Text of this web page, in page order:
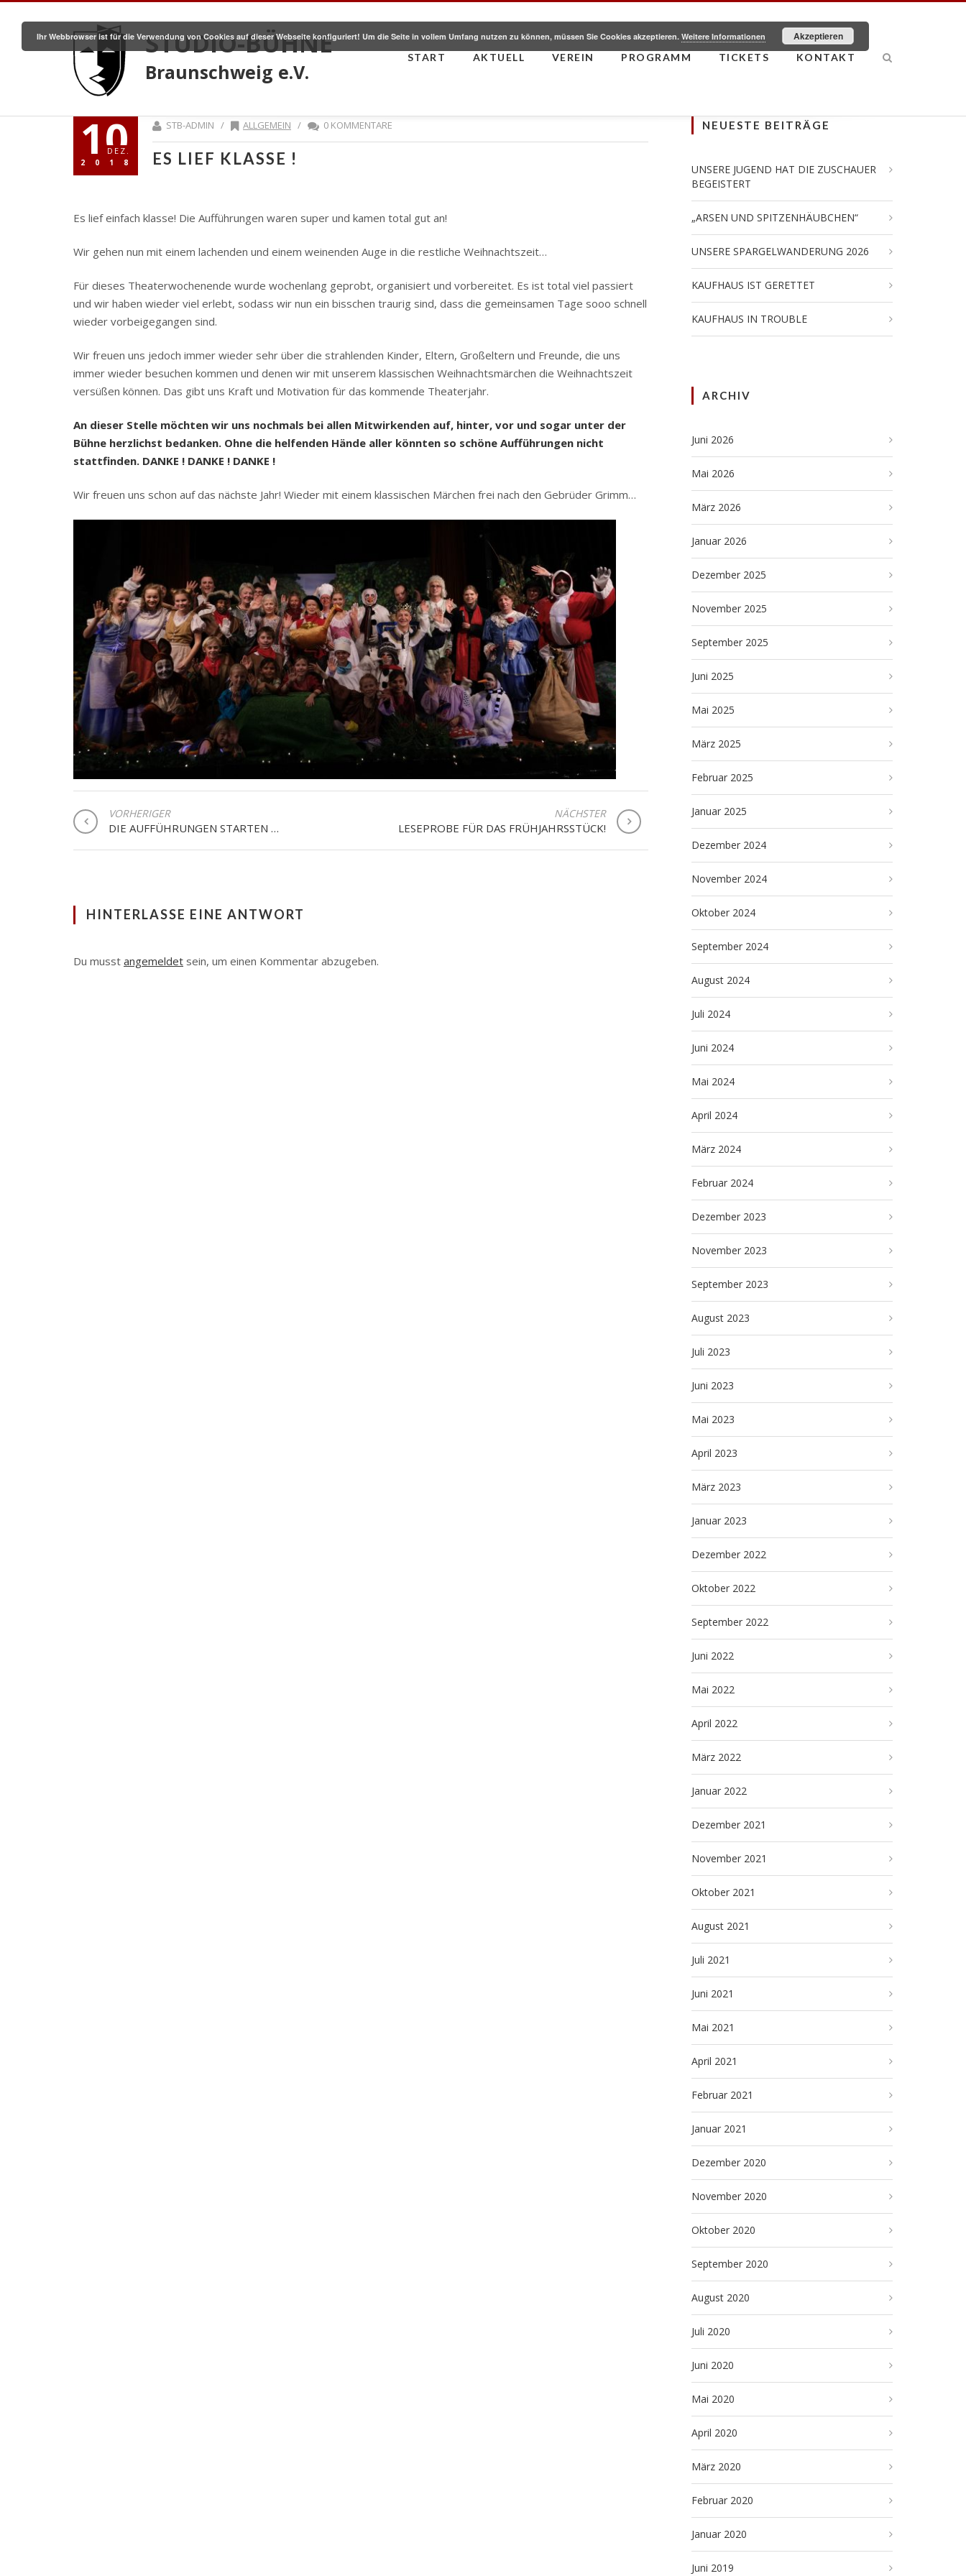
STUDIO-BÜHNE
Braunschweig e.V.
START AKTUELL VEREIN PROGRAMM TICKETS KONTAKT
10
DEZ.
2018
STB-ADMIN / ALLGEMEIN / 0 KOMMENTARE
ES LIEF KLASSE !
Es lief einfach klasse! Die Aufführungen waren super und kamen total gut an!
Wir gehen nun mit einem lachenden und einem weinenden Auge in die restliche Weihnachtszeit…
Für dieses Theaterwochenende wurde wochenlang geprobt, organisiert und vorbereitet. Es ist total viel passiert
und wir haben wieder viel erlebt, sodass wir nun ein bisschen traurig sind, dass die gemeinsamen Tage sooo schnell
wieder vorbeigegangen sind.
Wir freuen uns jedoch immer wieder sehr über die strahlenden Kinder, Eltern, Großeltern und Freunde, die uns
immer wieder besuchen kommen und denen wir mit unserem klassischen Weihnachtsmärchen die Weihnachtszeit
versüßen können. Das gibt uns Kraft und Motivation für das kommende Theaterjahr.
An dieser Stelle möchten wir uns nochmals bei allen Mitwirkenden auf, hinter, vor und sogar unter der
Bühne herzlichst bedanken. Ohne die helfenden Hände aller könnten so schöne Aufführungen nicht
stattfinden. DANKE ! DANKE ! DANKE !
Wir freuen uns schon auf das nächste Jahr! Wieder mit einem klassischen Märchen frei nach den Gebrüder Grimm…
BEITRAGSNAVIGATION
VORHERIGER
DIE AUFFÜHRUNGEN STARTEN …
NÄCHSTER
LESEPROBE FÜR DAS FRÜHJAHRSSTÜCK!
HINTERLASSE EINE ANTWORT
Du musst angemeldet sein, um einen Kommentar abzugeben.
NEUESTE BEITRÄGE
UNSERE JUGEND HAT DIE ZUSCHAUER
BEGEISTERT
„ARSEN UND SPITZENHÄUBCHEN“
UNSERE SPARGELWANDERUNG 2026
KAUFHAUS IST GERETTET
KAUFHAUS IN TROUBLE
ARCHIV
Juni 2026
Mai 2026
März 2026
Januar 2026
Dezember 2025
November 2025
September 2025
Juni 2025
Mai 2025
März 2025
Februar 2025
Januar 2025
Dezember 2024
November 2024
Oktober 2024
September 2024
August 2024
Juli 2024
Juni 2024
Mai 2024
April 2024
März 2024
Februar 2024
Dezember 2023
November 2023
September 2023
August 2023
Juli 2023
Juni 2023
Mai 2023
April 2023
März 2023
Januar 2023
Dezember 2022
Oktober 2022
September 2022
Juni 2022
Mai 2022
April 2022
März 2022
Januar 2022
Dezember 2021
November 2021
Oktober 2021
August 2021
Juli 2021
Juni 2021
Mai 2021
April 2021
Februar 2021
Januar 2021
Dezember 2020
November 2020
Oktober 2020
September 2020
August 2020
Juli 2020
Juni 2020
Mai 2020
April 2020
März 2020
Februar 2020
Januar 2020
Juni 2019
Ihr Webbrowser ist für die Verwendung von Cookies auf dieser Webseite konfiguriert! Um die Seite in vollem Umfang nutzen zu können, müssen Sie Cookies akzeptieren. Weitere Informationen Akzeptieren